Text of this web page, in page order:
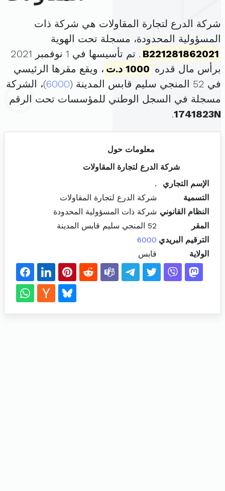
شركة الدرع لتجارة المقاولات هي شركة ذات
المسؤولية المحدودة، مسجلة تحت الهوية
B221281862021
. تم تأسيسها في 1 نوفمبر 2021
برأس مال قدره 1000 د.ت
، ويقع مقرها الرئيسي
في 52 المنجي سليم قابس المدينة (
6000)، الشركة
مسجلة في السجل الوطني للمؤسسات تحت الرقم
1741823N
.
معلومات حول
شركة الدرع لتجارة المقاولات
الإسم التجاري
.
التسمية
شركة الدرع لتجارة المقاولات
النظام القانوني شركة ذات المسؤولية المحدودة
المقر
52 المنجي سليم قابس المدينة
الترقيم البريدي 6000
الولاية
قابس